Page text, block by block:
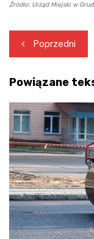
Źródło: Urząd Miejski w
wpisu
Poprzedni
Powiązane